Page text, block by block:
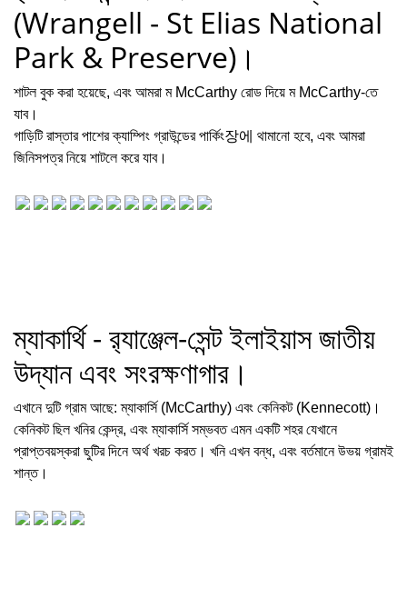
(Wrangell - St Elias National
Park & Preserve)।
শাটল বুক করা হয়েছে, এবং আমরা ম McCarthy রোড দিয়ে ম McCarthy-তে
যাব।
গাড়িটি রাস্তার পাশের ক্যাম্পিং গ্রাউন্ডের পার্কিং장에 থামানো হবে, এবং আমরা
জিনিসপত্র নিয়ে শাটলে করে যাব।
ম্যাকার্থি - র‍্যাঞ্জেল-সেন্ট ইলাইয়াস জাতীয়
উদ্যান এবং সংরক্ষণাগার।
এখানে দুটি গ্রাম আছে: ম্যাকার্সি (McCarthy) এবং কেনিকট (Kennecott)।
কেনিকট ছিল খনির কেন্দ্র, এবং ম্যাকার্সি সম্ভবত এমন একটি শহর যেখানে
প্রাপ্তবয়স্করা ছুটির দিনে অর্থ খরচ করত। খনি এখন বন্ধ, এবং বর্তমানে উভয় গ্রামই
শান্ত।